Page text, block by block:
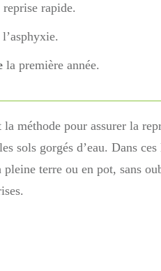
rapide.
la première année.
méthode pour assurer la
sols gorgés d’eau. Dans
terre ou en pot, sans